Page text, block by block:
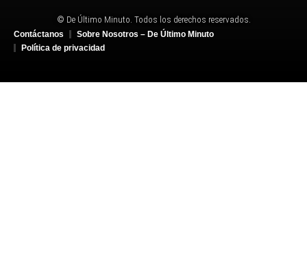
© De Último Minuto. Todos los derechos reservados.
Contáctanos
Sobre Nosotros – De Último Minuto
Política de privacidad